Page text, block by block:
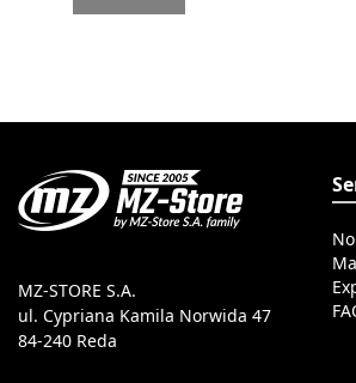
MZ-STORE S.A.
ul. Cypriana Kamila Norwida 47
84-240 Reda